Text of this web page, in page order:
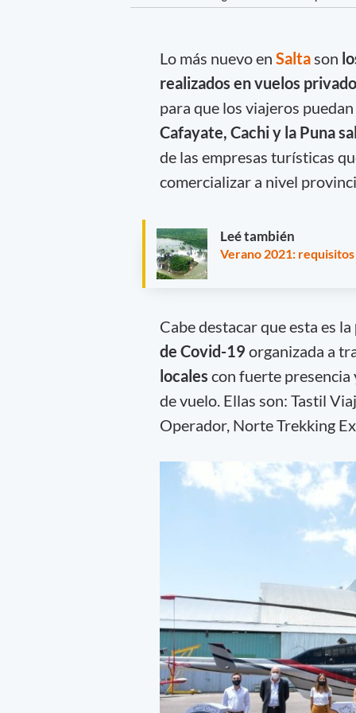
Lo más nuevo en Salta son
realizados en vuelos
para que los viajeros
Cafayate, Cachi y la Puna
de las empresas turísticas
comercializar a nivel
Leé también
Verano 2021:
Cabe destacar que esta es la
de Covid-19 organizada a
locales con fuerte
de vuelo. Ellas son: Tastil
Operador, Norte Trekking